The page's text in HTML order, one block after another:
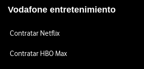
Vodafone entretenimiento
Contratar Netflix
Contratar HBO Max